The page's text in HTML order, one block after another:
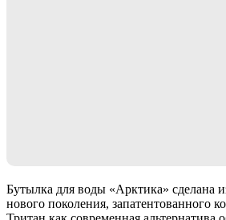
Бутылка для воды «Арктика» сделана
нового поколения, запатентованного